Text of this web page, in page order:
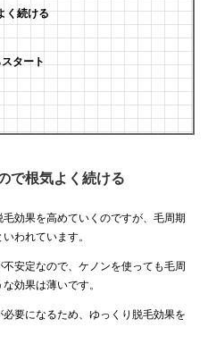
く続ける
タート
で根気よく続ける
効果を高めていくのですが、毛周期
われています。
安定なので、ケノンを使っても毛周
効果は薄いです。
要になるため、ゆっくり脱毛効果を